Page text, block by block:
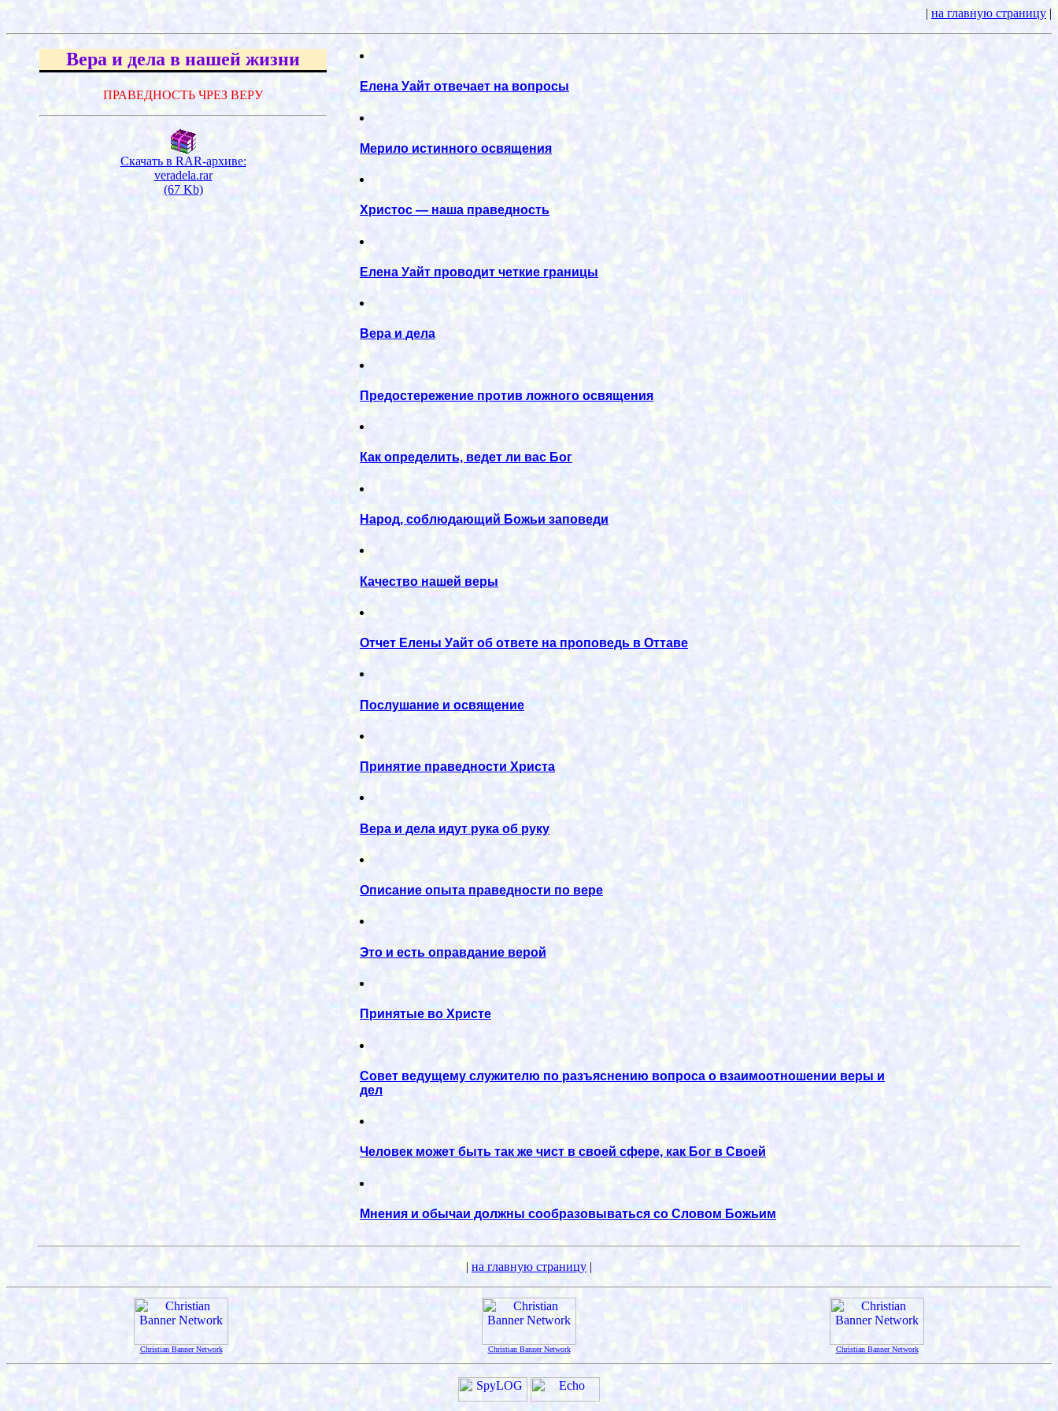
| на главную страницу |
Вера и дела в нашей жизни
ПРАВЕДНОСТЬ ЧРЕЗ ВЕРУ
Скачать в RAR-архиве:
veradela.rar
(67 Kb)
Елена Уайт отвечает на вопросы
Мерило истинного освящения
Христос — наша праведность
Елена Уайт проводит четкие границы
Вера и дела
Предостережение против ложного освящения
Как определить, ведет ли вас Бог
Народ, соблюдающий Божьи заповеди
Качество нашей веры
Отчет Елены Уайт об ответе на проповедь в Оттаве
Послушание и освящение
Принятие праведности Христа
Вера и дела идут рука об руку
Описание опыта праведности по вере
Это и есть оправдание верой
Принятые во Христе
Совет ведущему служителю по разъяснению вопроса о взаимоотношении веры и
дел
Человек может быть так же чист в своей сфере, как Бог в Своей
Мнения и обычаи должны сообразовываться со Словом Божьим
| на главную страницу |
Christian Banner Network Christian Banner Network Christian Banner Network